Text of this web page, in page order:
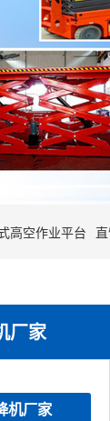
高空作业平台
厂家
机厂家